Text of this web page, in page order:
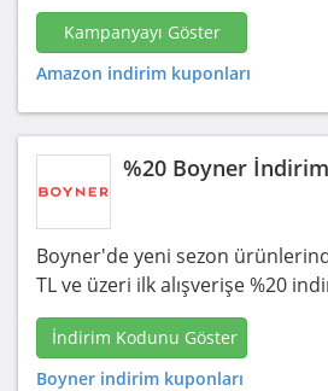
Kampanyayı Göster
Amazon indirim kuponları
%20 Boyner
Boyner'de yeni sezon
TL ve üzeri ilk alışverişe %20
İndirim Kodunu Göster
Boyner indirim kuponları